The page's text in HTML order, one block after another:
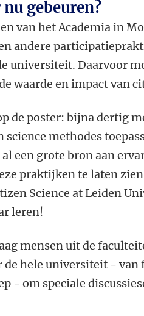
gebeuren?
van het Academia in
andere
universiteit. Daarvoor
waarde en impact van
de poster: bijna dertig
science methodes
al een grote bron aan
praktijken te laten
Science at Leiden
leren!
mensen uit de
de hele universiteit -
- om speciale